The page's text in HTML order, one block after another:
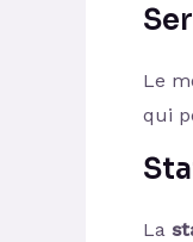
Le
qui
La